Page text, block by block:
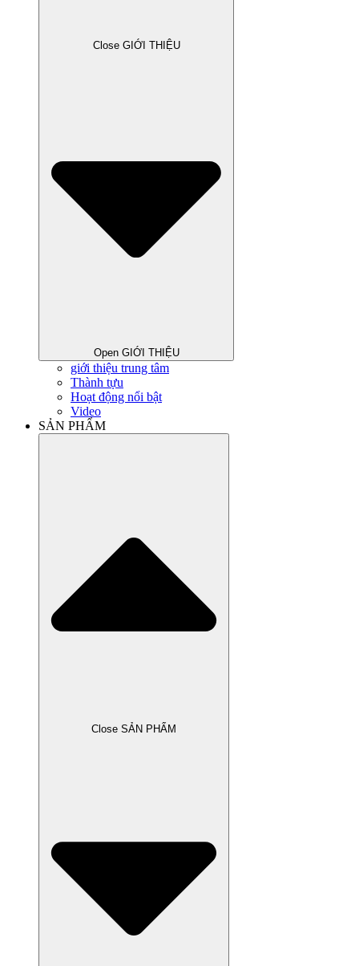
Close GIỚI THIỆU
Open GIỚI THIỆU
giới thiệu trung tâm
Thành tựu
Hoạt động nổi bật
Video
SẢN PHẨM
Close SẢN PHẨM